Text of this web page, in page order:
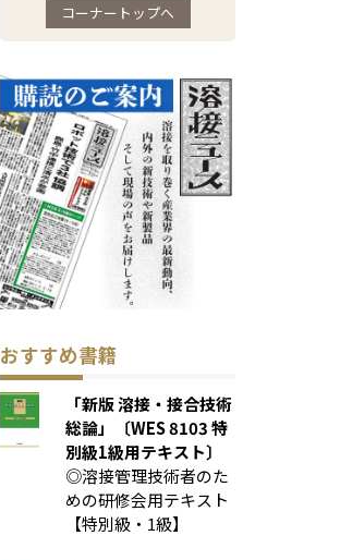
コーナートップへ
おすすめ書籍
「新版 溶接・接合技術
総論」〔WES 8103 特
別級1級用テキスト〕
◎溶接管理技術者のた
めの研修会用テキスト
【特別級・1級】